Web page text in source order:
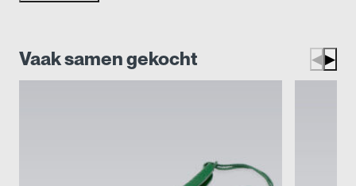
voor:
verlichting, leidingen of constructiedelen
Vaak samen gekocht ◀ ▶